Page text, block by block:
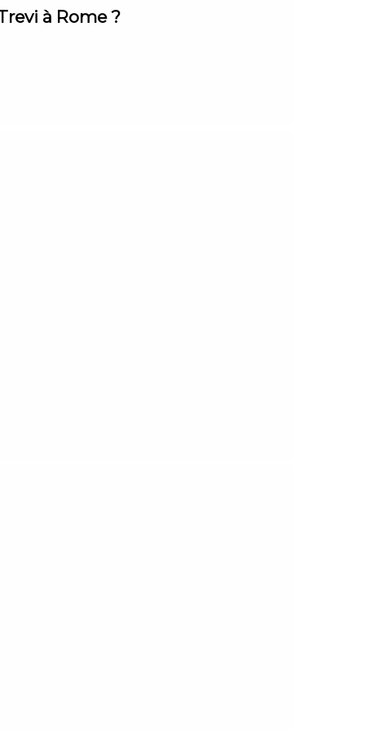
à Rome ?